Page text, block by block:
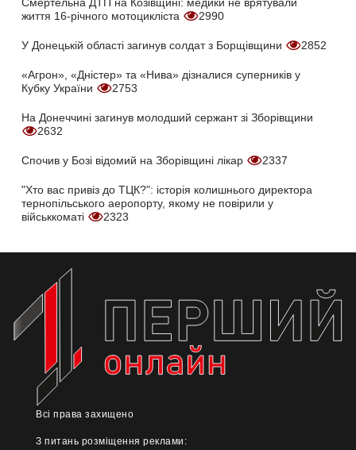
Смертельна ДТП на Козівщині: медики не врятували
життя 16-річного мотоцикліста
2990
У Донецькій області загинув солдат з Борщівщини 2852
«Агрон», «Дністер» та «Нива» дізналися суперників у
Кубку України
2753
На Донеччині загинув молодший сержант зі Зборівщини
2632
Спочив у Бозі відомий на Зборівщині лікар 2337
"Хто вас привіз до ТЦК?": історія колишнього директора
тернопільського аеропорту, якому не повірили у
військкоматі
2323
Всі права захищено
З питань розміщення реклами: